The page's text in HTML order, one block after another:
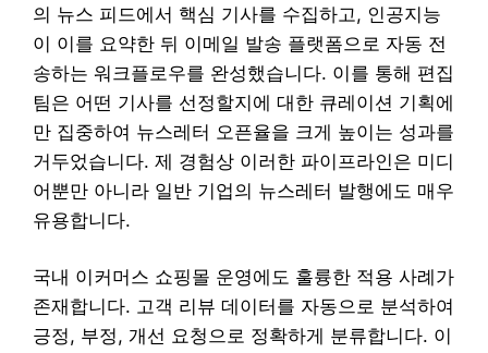
의 뉴스 피드에서 핵심 기사를 수집하고, 인공지능
이 이를 요약한 뒤 이메일 발송 플랫폼으로 자동 전
송하는 워크플로우를 완성했습니다. 이를 통해 편집
팀은 어떤 기사를 선정할지에 대한 큐레이션 기획에
만 집중하여 뉴스레터 오픈율을 크게 높이는 성과를
거두었습니다. 제 경험상 이러한 파이프라인은 미디
어뿐만 아니라 일반 기업의 뉴스레터 발행에도 매우
유용합니다.
국내 이커머스 쇼핑몰 운영에도 훌륭한 적용 사례가
존재합니다. 고객 리뷰 데이터를 자동으로 분석하여
긍정, 부정, 개선 요청으로 정확하게 분류합니다. 이